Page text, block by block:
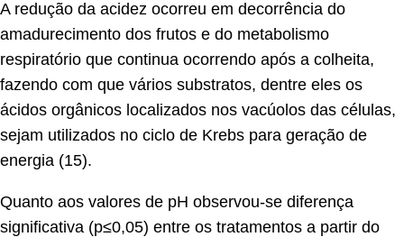
A redução da acidez ocorreu em decorrência do
amadurecimento dos frutos e do metabolismo
respiratório que continua ocorrendo após a colheita,
fazendo com que vários substratos, dentre eles os
ácidos orgânicos localizados nos vacúolos das células,
sejam utilizados no ciclo de Krebs para geração de
energia (15).
Quanto aos valores de pH observou-se diferença
significativa (p≤0,05) entre os tratamentos a partir do